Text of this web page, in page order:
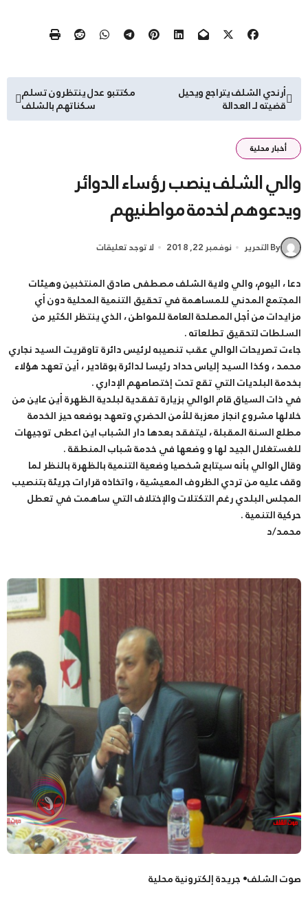
تصفّح
المقالات
أرندي الشلف يتراجع ويحيل
قضيته لـ العدالة
مكتتبو عدل ينتظرون تسلم
سكناتهم بالشلف
أخبار محلية
والي الشلف ينصب رؤساء الدوائر
ويدعوهم لخدمة مواطنيهم
By التحرير نوفمبر 22, 2018 لا توجد تعليقات
دعا ، اليوم، والي ولاية الشلف مصطفى صادق المنتخبين وهيئات
المجتمع المدني للمساهمة في تحقيق التنمية المحلية دون أي
مزايدات من أجل المصلحة العامة للمواطن ، الذي ينتظر الكثير من
السلطات لتحقيق تطلعاته .
جاءت تصريحات الوالي عقب تنصيبه لرئيس دائرة تاوقريت السيد نجاري
محمد ، وكذا السيد إلياس حداد رئيسا لدائرة بوقادير ، أين تعهد هؤلاء
بخدمة البلديات التي تقع تحت إختصاصهم الإداري .
في ذات السياق قام الوالي بزيارة تفقدية لبلدية الظهرة أين عاين من
خلالها مشروع انجاز معزبة للأمن الحضري وتعهد بوضعه حيز الخدمة
مطلع السنة المقبلة ، ليتفقد بعدها دار الشباب اين اعطى توجيهات
للغستغلال الجيد لها و وضعها في خدمة شباب المنطقة .
وقال الوالي بأنه سيتابع شخصيا وضعية التنمية بالظهرة بالنظر لما
وقف عليه من تردي الظروف المعيشية ، واتخاذه قرارات جريئة بتنصيب
المجلس البلدي رغم التكتلات والإختلاف التي ساهمت في تعطل
حركية التنمية .
محمد/د
صوت الشلف• جريدة إلكترونية محلية